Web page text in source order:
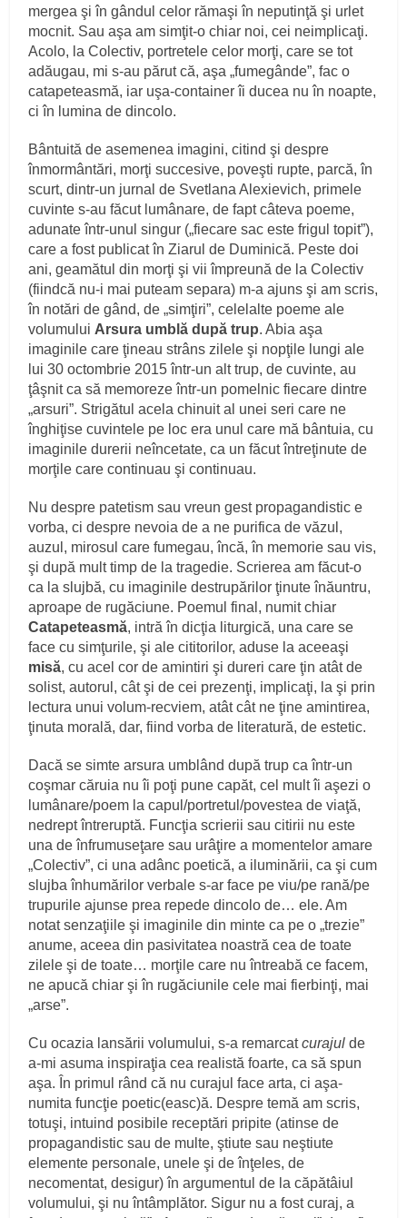
mergea şi în gândul celor rămaşi în neputinţă şi urlet
mocnit. Sau aşa am simţit-o chiar noi, cei neimplicaţi.
Acolo, la Colectiv, portretele celor morţi, care se tot
adăugau, mi s-au părut că, aşa „fumegânde”, fac o
catapeteasmă, iar uşa-container îi ducea nu în noapte,
ci în lumina de dincolo.
Bântuită de asemenea imagini, citind şi despre
înmormântări, morţi succesive, poveşti rupte, parcă, în
scurt, dintr-un jurnal de Svetlana Alexievich, primele
cuvinte s-au făcut lumânare, de fapt câteva poeme,
adunate într-unul singur („fiecare sac este frigul topit”),
care a fost publicat în Ziarul de Duminică. Peste doi
ani, geamătul din morţi şi vii împreună de la Colectiv
(fiindcă nu-i mai puteam separa) m-a ajuns şi am scris,
în notări de gând, de „simţiri”, celelalte poeme ale
volumului Arsura umblă după trup. Abia aşa
imaginile care ţineau strâns zilele şi nopţile lungi ale
lui 30 octombrie 2015 într-un alt trup, de cuvinte, au
ţâşnit ca să memoreze într-un pomelnic fiecare dintre
„arsuri”. Strigătul acela chinuit al unei seri care ne
înghiţise cuvintele pe loc era unul care mă bântuia, cu
imaginile durerii neîncetate, ca un făcut întreţinute de
morţile care continuau şi continuau.
Nu despre patetism sau vreun gest propagandistic e
vorba, ci despre nevoia de a ne purifica de văzul,
auzul, mirosul care fumegau, încă, în memorie sau vis,
şi după mult timp de la tragedie. Scrierea am făcut-o
ca la slujbă, cu imaginile destrupărilor ţinute înăuntru,
aproape de rugăciune. Poemul final, numit chiar
Catapeteasmă, intră în dicţia liturgică, una care se
face cu simţurile, şi ale cititorilor, aduse la aceeaşi
misă, cu acel cor de amintiri şi dureri care ţin atât de
solist, autorul, cât şi de cei prezenţi, implicaţi, la şi prin
lectura unui volum-recviem, atât cât ne ţine amintirea,
ţinuta morală, dar, fiind vorba de literatură, de estetic.
Dacă se simte arsura umblând după trup ca într-un
coşmar căruia nu îi poţi pune capăt, cel mult îi aşezi o
lumânare/poem la capul/portretul/povestea de viaţă,
nedrept întreruptă. Funcţia scrierii sau citirii nu este
una de înfrumuseţare sau urâţire a momentelor amare
„Colectiv”, ci una adânc poetică, a iluminării, ca şi cum
slujba înhumărilor verbale s-ar face pe viu/pe rană/pe
trupurile ajunse prea repede dincolo de… ele. Am
notat senzaţiile şi imaginile din minte ca pe o „trezie”
anume, aceea din pasivitatea noastră cea de toate
zilele şi de toate… morţile care nu întreabă ce facem,
ne apucă chiar şi în rugăciunile cele mai fierbinţi, mai
„arse”.
Cu ocazia lansării volumului, s-a remarcatcurajul de
a-mi asuma inspiraţia cea realistă foarte, ca să spun
aşa. În primul rând că nu curajul face arta, ci aşa-
numita funcţie poetic(easc)ă. Despre temă am scris,
totuşi, intuind posibile receptări pripite (atinse de
propagandistic sau de multe, ştiute sau neştiute
elemente personale, unele şi de înţeles, de
necomentat, desigur) în argumentul de la căpătâiul
volumului, şi nu întâmplător. Sigur nu a fost curaj, a